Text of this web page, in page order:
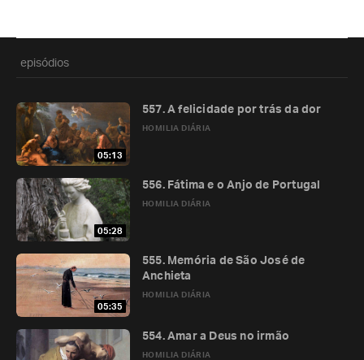
episódios
05:13
HOMILIA DIÁRIA
557. A felicidade por trás da dor
05:28
HOMILIA DIÁRIA
556. Fátima e o Anjo de Portugal
05:35
HOMILIA DIÁRIA
555. Memória de São José de
Anchieta
HOMILIA DIÁRIA
554. Amar a Deus no irmão